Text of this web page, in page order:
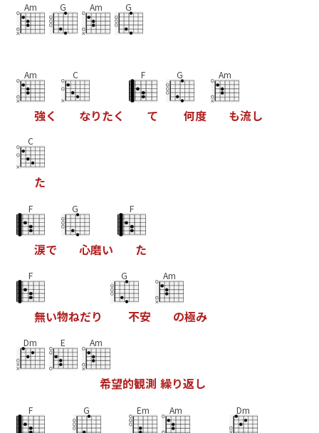
Am G Am G
Am
強く
C
なりたく
F
て
G
何度
Am
も流し
C
た
F
涙で
G
心磨い
F
た
F
無い物ねだり
G
不安
Am
の極み
Dm E Am
希望的観測 繰り返し
F G Em Am Dm